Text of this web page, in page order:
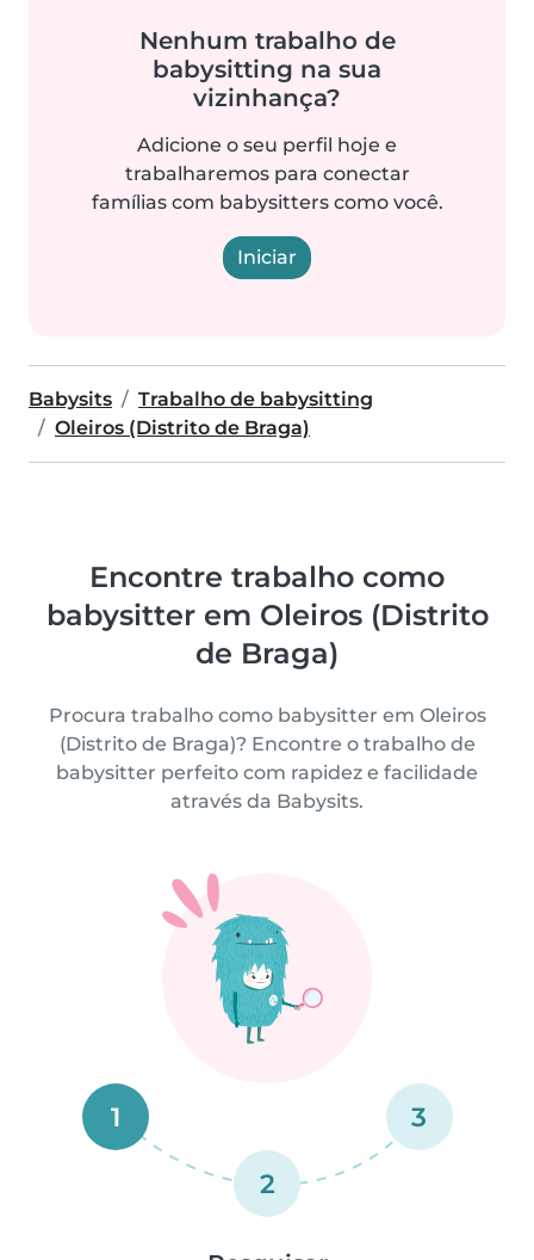
Nenhum trabalho de
babysitting na sua
vizinhança?
Adicione o seu perfil hoje e
trabalharemos para conectar
famílias com babysitters como você.
Iniciar
Babysits
Trabalho de babysitting
Oleiros (Distrito de Braga)
Encontre trabalho como
babysitter em Oleiros (Distrito
de Braga)
Procura trabalho como babysitter em Oleiros
(Distrito de Braga)? Encontre o trabalho de
babysitter perfeito com rapidez e facilidade
através da Babysits.
1
2
3